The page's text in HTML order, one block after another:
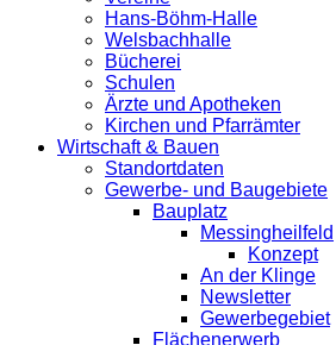
Hans-Böhm-Halle
Welsbachhalle
Bücherei
Schulen
Ärzte und Apotheken
Kirchen und Pfarrämter
Wirtschaft & Bauen
Standortdaten
Gewerbe- und Baugebiete
Bauplatz
Messingheilfeld
Konzept
An der Klinge
Newsletter
Gewerbegebiet
Flächenerwerb